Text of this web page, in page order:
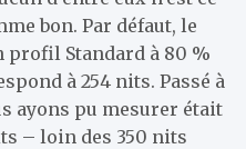
bon. Par défaut, le
Standard à 80 %
à 254 nits. Passé à
ayons pu mesurer était
– loin des 350 nits